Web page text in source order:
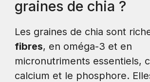
graines de chia ?
Les graines de chia sont
fibres, en oméga-3 et en
micronutriments essentiels,
calcium et le phosphore.